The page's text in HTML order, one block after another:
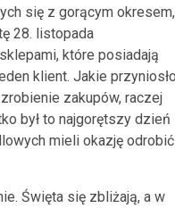
się z gorącym okresem,
28. listopada
które posiadają
klient. Jakie
zakupów, raczej
był to najgorętszy dzień
mieli okazję odrobić
Święta się zbliżają, a w